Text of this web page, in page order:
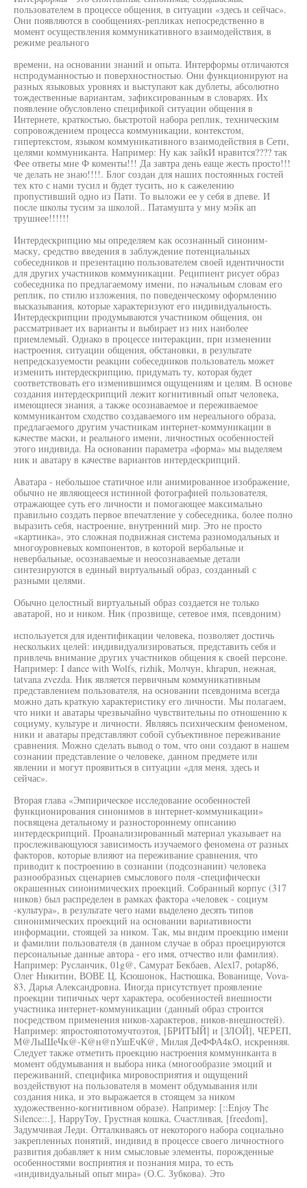
пользователем в процессе общения, в ситуации «здесь и сейчас».
Они появляются в сообщениях-репликах непосредственно в
момент осуществления коммуникативного взаимодействия, в
режиме реального
времени, на основании знаний и опыта. Интерформы отличаются
нспродуманностью и поверхностностью. Они функционируют на
разных языковых уровнях и выступают как дублеты, абсолютно
тождественные вариантам, зафиксированным в словарях. Их
появление обусловлено спецификой ситуации общения в
Интернете, краткостью, быстротой набора реплик, техническим
сопровождением процесса коммуникации, контекстом,
гипертекстом, языком коммуникативного взаимодействия в Сети,
целями коммуниканта. Например: Ну как зайкИ нравится???? так
Фее ответы мне Ф коменты!!! Да завтра день еаще жесть просто!!!
че делать не знаю!!!!. Блог создан для наших постоянных гостей
тех кто с нами тусил и будет тусить, но к сажелению
пропустивший одно из Пати. То выложи ее у себя в дпеве. И
после школы тусим за школой.. Патамушта у мну мэйк ап
трушнее!!!!!!
Интердескрипцию мы определяем как осознанный синоним-
маску, средство введения в заблуждение потенциальных
собеседников и презентацию пользователем своей идентичности
для других участников коммуникации. Реципиент рисует образ
собеседника по предлагаемому имени, по начальным словам его
реплик, по стилю изложения, по поведенческому оформлению
высказывания, которые характеризуют его индивидуальность.
Интердескрипции продумываются участником общения, он
рассматривает их варианты и выбирает из них наиболее
приемлемый. Однако в процессе интеракции, при изменении
настроения, ситуации общения, обстановки, в результате
непредсказуемости реакции собеседников пользователь может
изменить интердескрипцию, придумать ту, которая будет
соответствовать его изменившимся ощущениям и целям. В основе
создания интердескрипций лежит когнитивный опыт человека,
имеющиеся знания, а также осознаваемое и переживаемое
коммуникантом сходство создаваемого им нереального образа,
предлагаемого другим участникам интернет-коммуникации в
качестве маски, и реального имени, личностных особенностей
этого индивида. На основании параметра «форма» мы выделяем
ник и аватару в качестве вариантов интердескрипций.
Аватара - небольшое статичное или анимированное изображение,
обычно не являющееся истинной фотографией пользователя,
отражающее суть его личности и помогающее максимально
правильно создать первое впечатление у собеседника, более полно
выразить себя, настроение, внутренний мир. Это не просто
«картинка», это сложная подвижная система разномодальных и
многоуровневых компонентов, в которой вербальные и
невербальные, осознаваемые и неосознаваемые детали
синтезируются в единый виртуальный образ, созданный с
разными целями.
Обычно целостный виртуальный образ создается не только
аватарой, но и ником. Ник (прозвище, сетевое имя, псевдоним)
используется для идентификации человека, позволяет достичь
нескольких целей: индивидуализироваться, представить себя и
привлечь внимание других участников общения к своей персоне.
Например: I dance with Wolfs, rizhik, Молчун, khrapun, нежная,
tatvana zvezda. Ник является первичным коммуникативным
представлением пользователя, на основании псевдонима всегда
можно дать краткую характеристику его личности. Мы полагаем,
что ники и аватары чрезвычайно чувствительны по отношению к
социуму, культуре и личности. Являясь психическим феноменом,
ники и аватары представляют собой субъективное переживание
сравнения. Можно сделать вывод о том, что они создают в нашем
сознании представление о человеке, данном предмете или
явлении и могут проявиться в ситуации «для меня, здесь и
сейчас».
Вторая глава «Эмпирическое исследование особенностей
функционирования синонимов в интернет-коммуникации»
посвящена детальному и разностороннему описанию
интердескрипций. Проанализированный материал указывает на
прослеживающуюся зависимость изучаемого феномена от разных
факторов, которые влияют на переживание сравнения, что
приводит к построению в сознании (подсознании) человека
разнообразных сценариев смыслового поля -специфически
окрашенных синонимических проекций. Собранный корпус (317
ников) был распределен в рамках фактора «человек - социум
-культура», в результате чего нами выделено десять типов
синонимических проекций на основании вариативности
информации, стоящей за ником. Так, мы видим проекцию имени
и фамилии пользователя (в данном случае в образ проецируются
персональные данные автора - его имя, отчество или фамилия).
Например: Русланчик, 01g@, Самурат Бекбаев, Alexl7, potap86,
Олег Никитин, ВОВЕ Ц, Ксюшонок, Настюшка, Вованище, Vova-
83, Дарья Александровна. Иногда присутствует проявление
проекции типичных черт характера, особенностей внешности
участника интернет-коммуникации (данный образ строится
посредством применения ников-характеров, ников-внешностей).
Например: япростояпотомучтоэтоя, [БРИТЫЙ] и [ЗЛОЙ], ЧЕРЕП,
М@ЛыШеЧк@-К@н@пУшЕчК@, Милая ДеФФА4кО, искренняя.
Следует также отметить проекцию настроения коммуниканта в
момент обдумывания и выбора ника (многообразие эмоций и
переживаний, специфика мировосприятия и ощущений
воздействуют на пользователя в момент обдумывания или
создания ника, и это выражается в стоящем за ником
художественно-когнитивном образе). Например: [::Enjoy The
Silence::.], НарруТоу, Грустная кошка, Счастливая, [freedom],
Задумчивая Леди. Отталкиваясь от некоторого набора социально
закрепленных понятий, индивид в процессе своего личностного
развития добавляет к ним смысловые элементы, порожденные
особенностями восприятия и познания мира, то есть
«индивидуальный опыт мира» (О.С. Зубкова). Это